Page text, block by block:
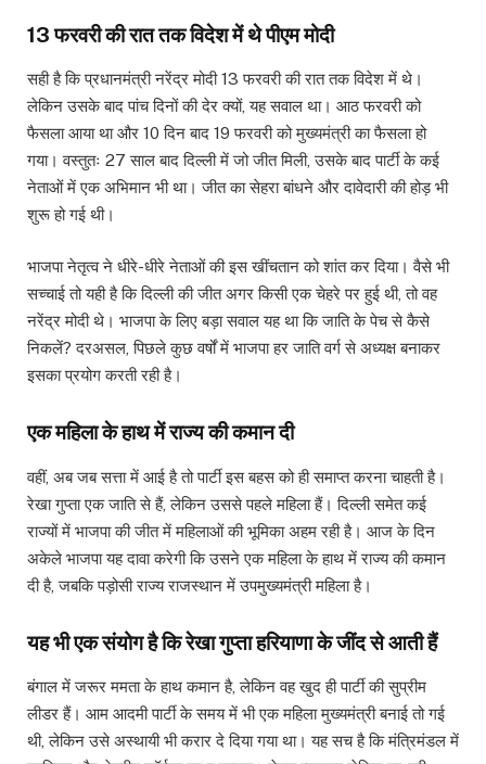
13 फरवरी की रात तक विदेश में थे पीएम मोदी
सही है कि प्रधानमंत्री नरेंद्र मोदी 13 फरवरी की रात तक विदेश में थे।
लेकिन उसके बाद पांच दिनों की देर क्यों, यह सवाल था। आठ फरवरी को
फैसला आया था और 10 दिन बाद 19 फरवरी को मुख्यमंत्री का फैसला हो
गया। वस्तुतः 27 साल बाद दिल्ली में जो जीत मिली, उसके बाद पार्टी के कई
नेताओं में एक अभिमान भी था। जीत का सेहरा बांधने और दावेदारी की होड़ भी
शुरू हो गई थी।
भाजपा नेतृत्व ने धीरे-धीरे नेताओं की इस खींचतान को शांत कर दिया। वैसे भी
सच्चाई तो यही है कि दिल्ली की जीत अगर किसी एक चेहरे पर हुई थी, तो वह
नरेंद्र मोदी थे। भाजपा के लिए बड़ा सवाल यह था कि जाति के पेच से कैसे
निकलें? दरअसल, पिछले कुछ वर्षों में भाजपा हर जाति वर्ग से अध्यक्ष बनाकर
इसका प्रयोग करती रही है।
एक महिला के हाथ में राज्य की कमान दी
वहीं, अब जब सत्ता में आई है तो पार्टी इस बहस को ही समाप्त करना चाहती है।
रेखा गुप्ता एक जाति से हैं, लेकिन उससे पहले महिला हैं। दिल्ली समेत कई
राज्यों में भाजपा की जीत में महिलाओं की भूमिका अहम रही है। आज के दिन
अकेले भाजपा यह दावा करेगी कि उसने एक महिला के हाथ में राज्य की कमान
दी है, जबकि पड़ोसी राज्य राजस्थान में उपमुख्यमंत्री महिला है।
यह भी एक संयोग है कि रेखा गुप्ता हरियाणा के जींद से आती हैं
बंगाल में जरूर ममता के हाथ कमान है, लेकिन वह खुद ही पार्टी की सुप्रीम
लीडर हैं। आम आदमी पार्टी के समय में भी एक महिला मुख्यमंत्री बनाई तो गई
थी, लेकिन उसे अस्थायी भी करार दे दिया गया था। यह सच है कि मंत्रिमंडल में